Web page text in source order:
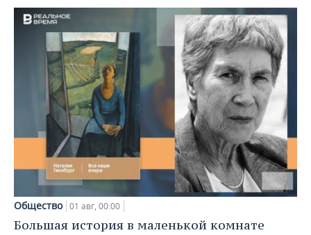
Общество 01 авг, 00:00
Большая история в маленькой комнате